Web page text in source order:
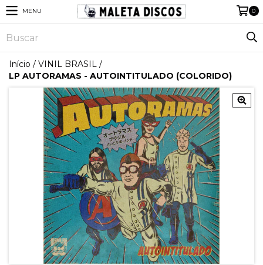
MENU 0
Início / VINIL BRASIL /
LP AUTORAMAS - AUTOINTITULADO (COLORIDO)